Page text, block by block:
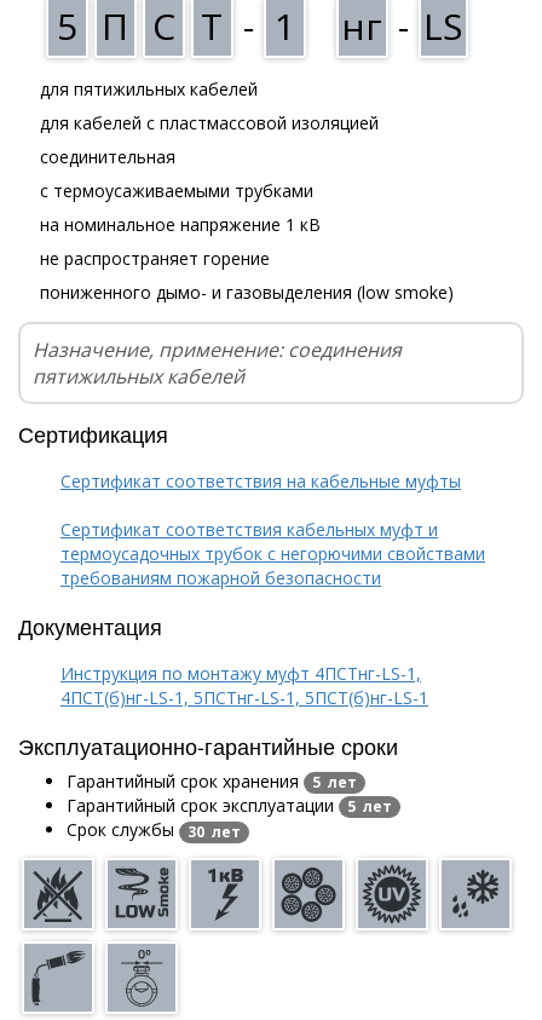
5 П С Т - 1 нг - LS
для пятижильных кабелей
для кабелей с пластмассовой изоляцией
соединительная
с термоусаживаемыми трубками
на номинальное напряжение 1 кВ
не распространяет горение
пониженного дымо- и газовыделения (low smoke)
Назначение, применение: соединения
пятижильных кабелей
Сертификация
Сертификат соответствия на кабельные муфты
Сертификат соответствия кабельных муфт и
термоусадочных трубок с негорючими свойствами
требованиям пожарной безопасности
Документация
Инструкция по монтажу муфт 4ПСТнг-LS-1,
4ПСТ(б)нг-LS-1, 5ПСТнг-LS-1, 5ПСТ(б)нг-LS-1
Эксплуатационно-гарантийные сроки
Гарантийный срок хранения 5 лет
Гарантийный срок эксплуатации 5 лет
Срок службы 30 лет